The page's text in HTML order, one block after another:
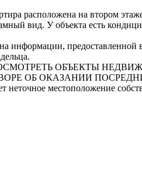
расположена на втором
вид. У объекта есть
информации,
ОСМОТРЕТЬ ОБЪЕКТЫ
ОБ ОКАЗАНИИ
неточное местоположение